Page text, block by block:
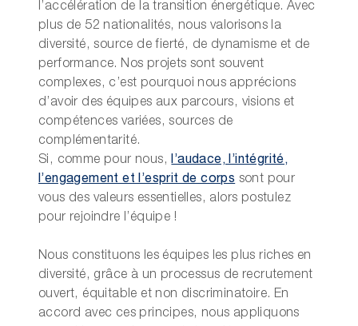
l’accélération de la transition énergétique. Avec
plus de 52 nationalités, nous valorisons la
diversité, source de fierté, de dynamisme et de
performance. Nos projets sont souvent
complexes, c’est pourquoi nous apprécions
d’avoir des équipes aux parcours, visions et
compétences variées, sources de
complémentarité.
Si, comme pour nous,l’audace, l’intégrité,
l’engagement et l’esprit de corps sont pour
vous des valeurs essentielles, alors postulez
pour rejoindre l’équipe !
Nous constituons les équipes les plus riches en
diversité, grâce à un processus de recrutement
ouvert, équitable et non discriminatoire. En
accord avec ces principes, nous appliquons